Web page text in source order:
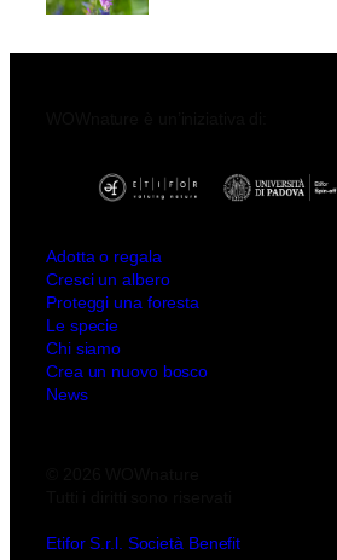
Adotta o regala
Cresci un albero
Proteggi una foresta
Le specie
Chi siamo
Crea un nuovo bosco
News
Etifor S.r.l. Società Benefit